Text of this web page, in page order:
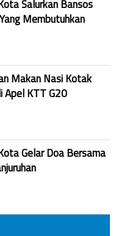
Salurkan Bansos
Membutuhkan
Makan Nasi Kotak
Apel KTT G20
Gelar Doa Bersama